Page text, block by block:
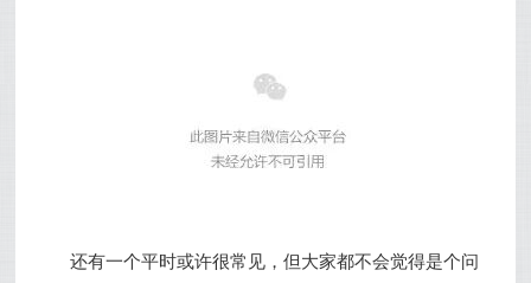
还有一个平时或许很常见，但大家都不会觉得是个问